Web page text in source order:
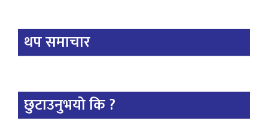
थप समाचार
छुटाउनुभयो कि ?